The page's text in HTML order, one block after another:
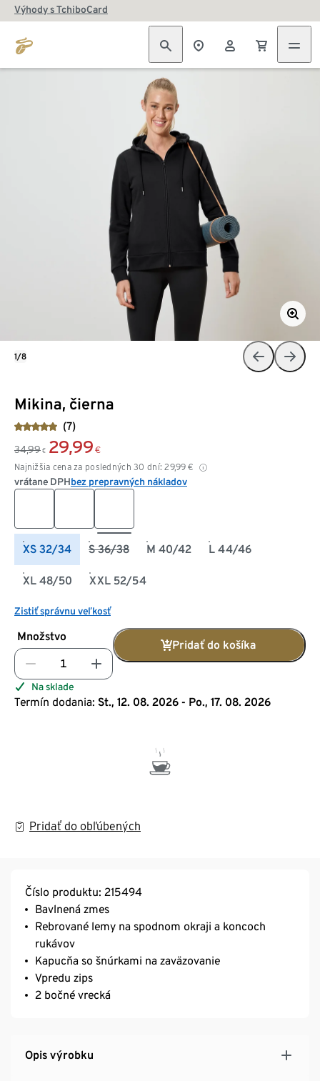
Výhody s TchiboCard
Mikina, čierna
(7)
34,99 € 29,99 €
Najnižšia cena za posledných 30 dní: 29,99 €
vrátane DPHbez prepravných nákladov
XS 32/34 S 36/38 M 40/42 L 44/46
XL 48/50 XXL 52/54
Zistiť správnu veľkosť
Množstvo
Pridať do košíka
Na sklade
Termín dodania: St., 12. 08. 2026 - Po., 17. 08. 2026
Pridať do obľúbených
1/8
Číslo produktu: 215494
Bavlnená zmes
Rebrované lemy na spodnom okraji a koncoch
rukávov
Kapucňa so šnúrkami na zaväzovanie
Vpredu zips
2 bočné vrecká
Opis výrobku